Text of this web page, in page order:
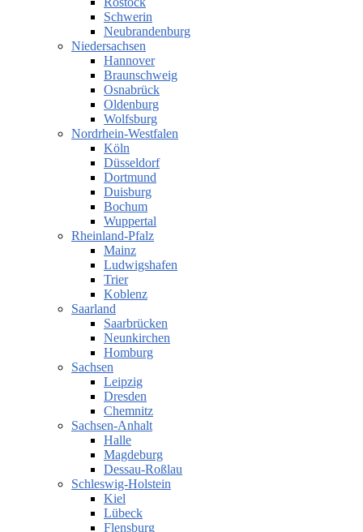
Schwerin
Neubrandenburg
Niedersachsen
Hannover
Braunschweig
Osnabrück
Oldenburg
Wolfsburg
Nordrhein-Westfalen
Köln
Düsseldorf
Dortmund
Duisburg
Bochum
Wuppertal
Rheinland-Pfalz
Mainz
Ludwigshafen
Trier
Koblenz
Saarland
Saarbrücken
Neunkirchen
Homburg
Sachsen
Leipzig
Dresden
Chemnitz
Sachsen-Anhalt
Halle
Magdeburg
Dessau-Roßlau
Schleswig-Holstein
Kiel
Lübeck
Flensburg